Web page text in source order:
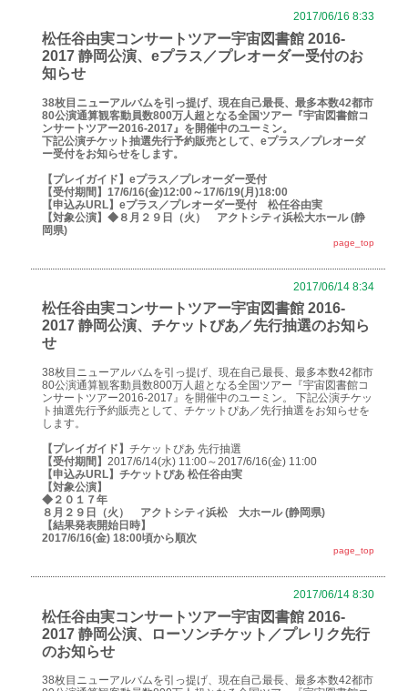
2017/06/16 8:33
松任谷由実コンサートツアー宇宙図書館 2016-
2017 静岡公演、eプラス／プレオーダー受付のお
知らせ
38枚目ニューアルバムを引っ提げ、現在自己最長、最多本数42都市
80公演通算観客動員数800万人超となる全国ツアー『宇宙図書館コ
ンサートツアー2016-2017』を開催中のユーミン。
下記公演チケット抽選先行予約販売として、eプラス／プレオーダ
ー受付をお知らせをします。
【プレイガイド】 eプラス／プレオーダー受付
【受付期間】 17/6/16(金)12:00～17/6/19(月)18:00
【申込みURL】 eプラス／プレオーダー受付 松任谷由実
【対象公演】 ◆８月２９日（火） アクトシティ浜松大ホール (静
岡県)
page_top
2017/06/14 8:34
松任谷由実コンサートツアー宇宙図書館 2016-
2017 静岡公演、チケットぴあ／先行抽選のお知ら
せ
38枚目ニューアルバムを引っ提げ、現在自己最長、最多本数42都市
80公演通算観客動員数800万人超となる全国ツアー『宇宙図書館コ
ンサートツアー2016-2017』を開催中のユーミン。 下記公演チケッ
ト抽選先行予約販売として、チケットぴあ／先行抽選をお知らせを
します。
【プレイガイド】 チケットぴあ 先行抽選
【受付期間】 2017/6/14(水) 11:00～2017/6/16(金) 11:00
【申込みURL】 チケットぴあ 松任谷由実
【対象公演】
◆２０１７年
８月２９日（火） アクトシティ浜松 大ホール (静岡県)
【結果発表開始日時】
2017/6/16(金) 18:00頃から順次
page_top
2017/06/14 8:30
松任谷由実コンサートツアー宇宙図書館 2016-
2017 静岡公演、ローソンチケット／プレリク先行
のお知らせ
38枚目ニューアルバムを引っ提げ、現在自己最長、最多本数42都市